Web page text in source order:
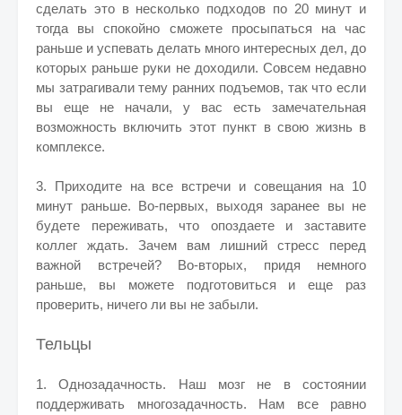
сделать это в несколько подходов по 20 минут и
тогда вы спокойно сможете просыпаться на час
раньше и успевать делать много интересных дел, до
которых раньше руки не доходили. Совсем недавно
мы затрагивали тему ранних подъемов, так что если
вы еще не начали, у вас есть замечательная
возможность включить этот пункт в свою жизнь в
комплексе.
3. Приходите на все встречи и совещания на 10
минут раньше. Во-первых, выходя заранее вы не
будете переживать, что опоздаете и заставите
коллег ждать. Зачем вам лишний стресс перед
важной встречей? Во-вторых, придя немного
раньше, вы можете подготовиться и еще раз
проверить, ничего ли вы не забыли.
Тельцы
1. Однозадачность. Наш мозг не в состоянии
поддерживать многозадачность. Нам все равно